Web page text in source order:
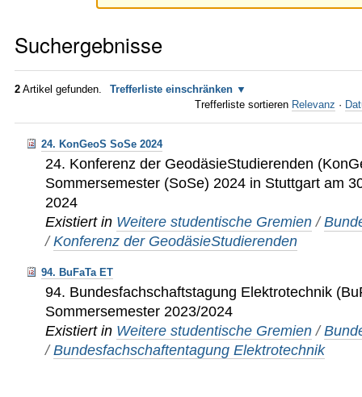
Suchergebnisse
2 Artikel gefunden.
Trefferliste einschränken
Trefferliste sortieren Relevanz ·
24. KonGeoS SoSe 2024
24. Konferenz der GeodäsieStudierenden
Sommersemester (SoSe) 2024 in Stuttgart am
2024
Existiert in Weitere studentische Gremien /
/Konferenz der GeodäsieStudierenden
94. BuFaTa ET
94. Bundesfachschaftstagung Elektrotechnik
Sommersemester 2023/2024
Existiert in Weitere studentische Gremien /
/Bundesfachschaftentagung Elektrotechnik